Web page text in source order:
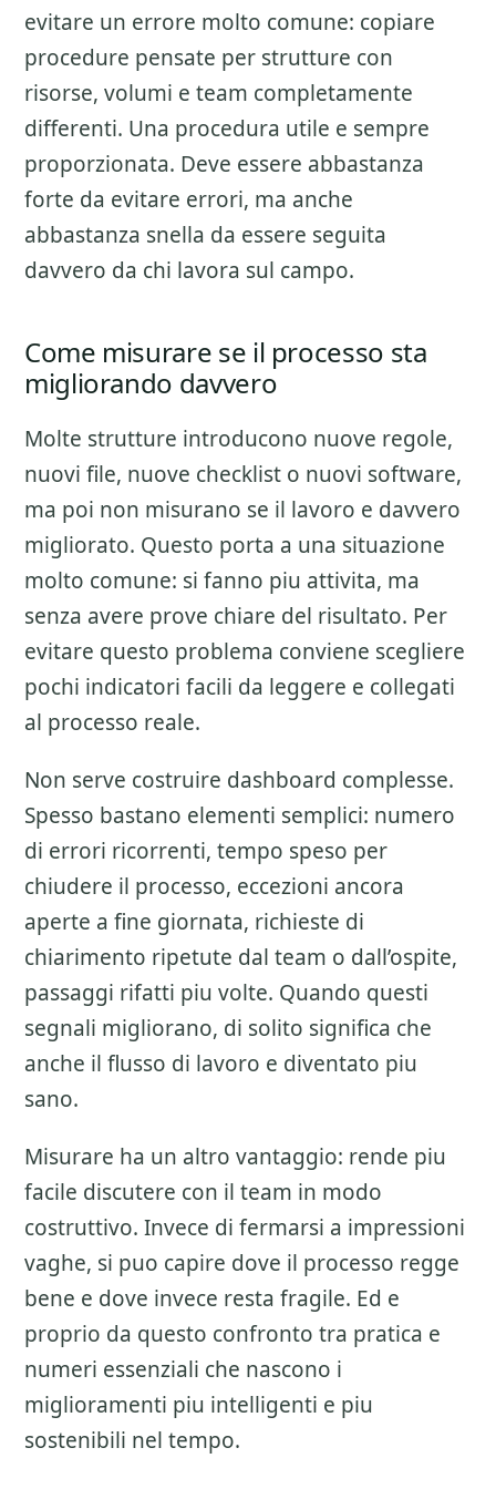
evitare un errore molto comune: copiare
procedure pensate per strutture con
risorse, volumi e team completamente
differenti. Una procedura utile e sempre
proporzionata. Deve essere abbastanza
forte da evitare errori, ma anche
abbastanza snella da essere seguita
davvero da chi lavora sul campo.
Come misurare se il processo sta
migliorando davvero
Molte strutture introducono nuove regole,
nuovi file, nuove checklist o nuovi software,
ma poi non misurano se il lavoro e davvero
migliorato. Questo porta a una situazione
molto comune: si fanno piu attivita, ma
senza avere prove chiare del risultato. Per
evitare questo problema conviene scegliere
pochi indicatori facili da leggere e collegati
al processo reale.
Non serve costruire dashboard complesse.
Spesso bastano elementi semplici: numero
di errori ricorrenti, tempo speso per
chiudere il processo, eccezioni ancora
aperte a fine giornata, richieste di
chiarimento ripetute dal team o dall’ospite,
passaggi rifatti piu volte. Quando questi
segnali migliorano, di solito significa che
anche il flusso di lavoro e diventato piu
sano.
Misurare ha un altro vantaggio: rende piu
facile discutere con il team in modo
costruttivo. Invece di fermarsi a impressioni
vaghe, si puo capire dove il processo regge
bene e dove invece resta fragile. Ed e
proprio da questo confronto tra pratica e
numeri essenziali che nascono i
miglioramenti piu intelligenti e piu
sostenibili nel tempo.